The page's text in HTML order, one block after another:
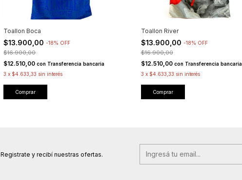
Toallon Boca
$13.900,00-18% OFF
$16.900,00
$12.510,00con Transferencia bancaria
3 x $4.633,33 sin interés
Toallon River
$13.900,00 -18% OFF
$16.900,00
$12.510,00 con Transferencia bancaria
3 x $4.633,33 sin interés
Registrate y recibí nuestras ofertas.